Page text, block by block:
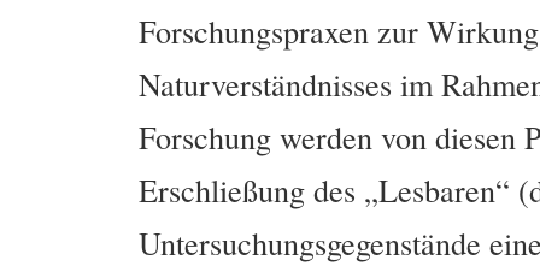
Forschungspraxen zur
Naturverständnisses im
Forschung werden von diesen
Erschließung des „Lesbaren“
Untersuchungsgegenstände